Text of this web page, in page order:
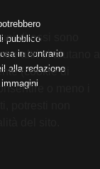
pubblico
in contrario
alla redazione
di essi sono
altri ci aiutano a
(cookie di
o meno i
potresti non